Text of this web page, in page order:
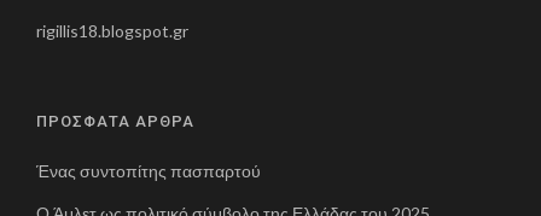
rigillis18.blogspot.gr
ΠΡΟΣΦΑΤΑ ΑΡΘΡΑ
Ένας συντοπίτης πασπαρτού